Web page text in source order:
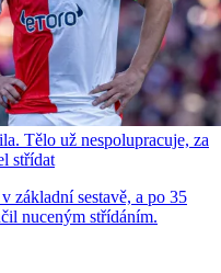
Tělo už nespolupracuje, za
střídat
základní sestavě, a po 35
nuceným střídáním.